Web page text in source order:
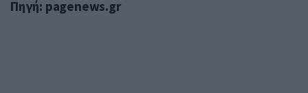
Πηγή: pagenews.gr